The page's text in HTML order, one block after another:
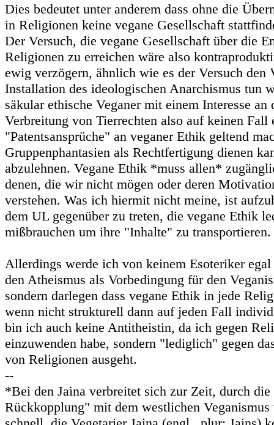
Dies bedeutet unter anderem dass ohne die
in Religionen keine vegane Gesellschaft
Der Versuch, die vegane Gesellschaft über die
Religionen zu erreichen wäre also
ewig verzögern, ähnlich wie es der Versuch den
Installation des ideologischen Anarchismus tun
säkular ethische Veganer mit einem Interesse an
Verbreitung von Tierrechten also auf keinen Fall
"Patentsansprüche" an veganer Ethik geltend
Gruppenphantasien als Rechtfertigung dienen
abzulehnen. Vegane Ethik *muss allen*
denen, die wir nicht mögen oder deren
verstehen. Was ich hiermit nicht meine, ist
dem UL gegenüber zu treten, die vegane Ethik
mißbrauchen um ihre "Inhalte" zu transportieren.
Allerdings werde ich von keinem Esoteriker
den Atheismus als Vorbedingung für den
sondern darlegen dass vegane Ethik in jede
wenn nicht strukturell dann auf jeden Fall
bin ich auch keine Antitheistin, da ich gegen
einzuwenden habe, sondern "lediglich" gegen
von Religionen ausgeht.
--
*Bei den Jaina verbreitet sich zur Zeit, durch
Rückkopplung" mit dem westlichen Veganismus